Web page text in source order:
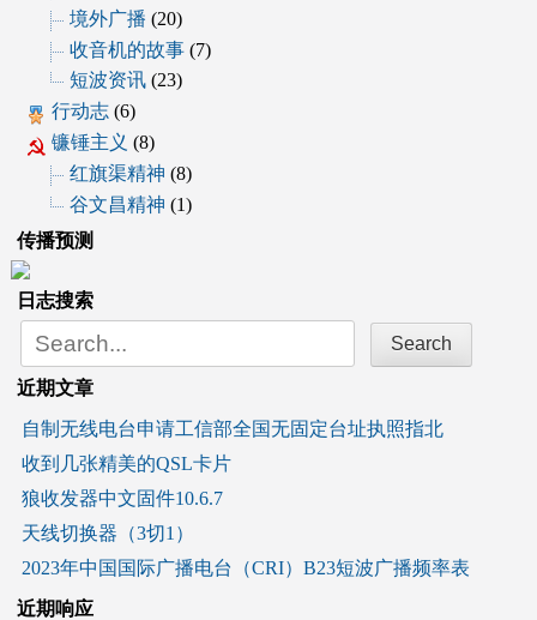
境外广播 (20)
收音机的故事(7)
短波资讯(23)
行动志(6)
镰锤主义 (8)
红旗渠精神 (8)
谷文昌精神 (1)
传播预测
日志搜索
Search
近期文章
自制无线电台申请工信部全国无固定台址执照指北
收到几张精美的QSL卡片
狼收发器中文固件10.6.7
天线切换器（3切1）
2023年中国国际广播电台（CRI）B23短波广播频率表
近期响应